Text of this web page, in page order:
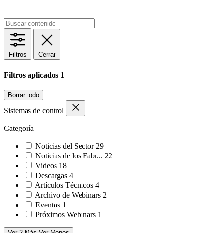
Filtros Cerrar
Filtros aplicados 1
Borrar todo
Sistemas de control
Categoría
Noticias del Sector 29
Noticias de los Fabr... 22
Videos 18
Descargas 4
Artículos Técnicos 4
Archivo de Webinars 2
Eventos 1
Próximos Webinars 1